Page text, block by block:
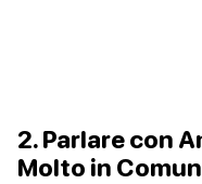
2. Parlare con
Molto in